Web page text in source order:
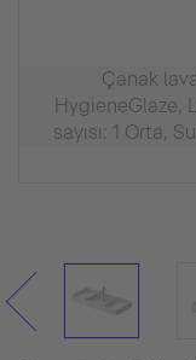
Çanak
HygieneGlaze,
sayısı: 1 Orta,